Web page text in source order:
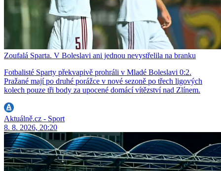
Zoufalá Sparta. V Boleslavi ani jednou nevystřelila na branku
Fotbalisté Sparty překvapivě prohráli v Mladé Boleslavi 0:2.
Pražané mají po druhé porážce v nové sezoně po třech ligových
kolech pouze tři body za upocené domácí vítězství nad Zlínem.
Aktuálně.cz - Sport
8. 8. 2026, 20:20